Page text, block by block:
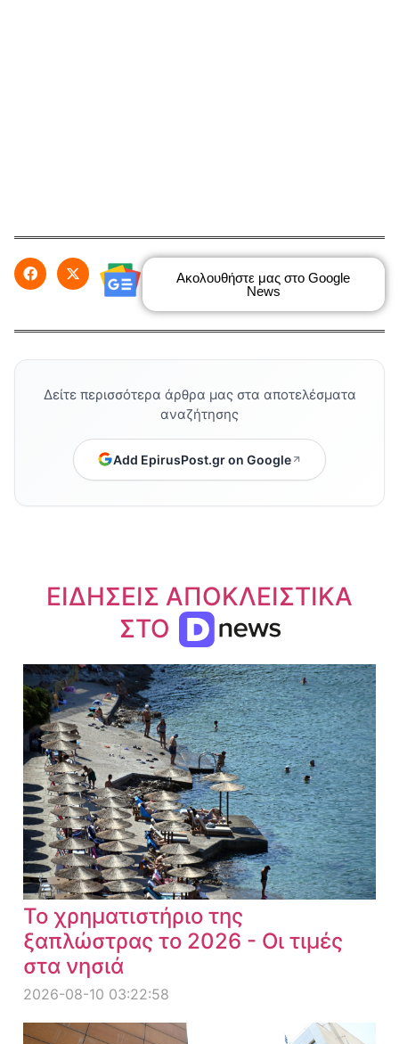
Ακολουθήστε μας στο Google
News
Δείτε περισσότερα άρθρα μας στα αποτελέσματα
αναζήτησης
Add EpirusPost.gr on Google
ΕΙΔΗΣΕΙΣ ΑΠΟΚΛΕΙΣΤΙΚΑ
ΣΤΟ
Το χρηματιστήριο της
ξαπλώστρας το 2026 - Οι τιμές
στα νησιά
2026-08-10 03:22:58